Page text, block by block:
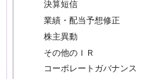
決算短信
業績・配当予想修正
株主異動
その他のＩＲ
コーポレートガバナンス